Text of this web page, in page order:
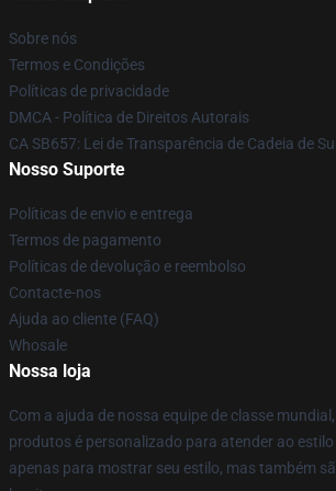
Sobre nós
Termos e Condições
Políticas de privacidade
DMCA - Política de Direitos Autorais
CA SB657: Lei de Transparência de Cadeia de
Nosso Suporte
Políticas de envio e entrega
Termos de pagamento
Políticas de devolução e reembolso
Contacte-nos
Ajuda ao cliente (FAQ)
Whosale
Nossa loja
Com a ajuda de nossa equipe de classe
produtos é personalizado para atender ao
apenas para mostrar seu estilo, mas também